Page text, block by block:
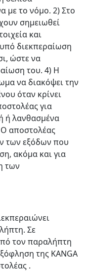
με το νόμο. 2) Στο
σημειωθεί
και
διεκπεραίωση
ώστε να
του. 4) Η
να διακόψει την
όταν κρίνει
για
ή λανθασμένα
Ο αποστολέας
των εξόδων που
ακόμα και για
των
Σε
τον παραλήπτη
της KANGA
.